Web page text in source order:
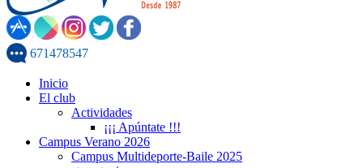
671478547
Inicio
El club
Actividades
¡¡¡ Apúntate !!!
Campus Verano 2026
Campus Multideporte-Baile 2025